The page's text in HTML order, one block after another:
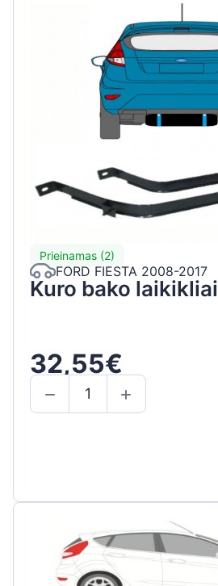
Prieinamas (2)
FORD FIESTA 2008-2017
Kuro bako laikikliai
32,55€